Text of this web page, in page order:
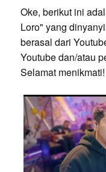
Oke, berikut ini
Loro" yang
berasal dari
Youtube dan/atau
Selamat menikmati!